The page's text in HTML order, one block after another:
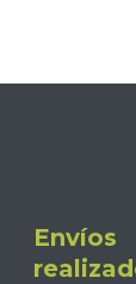
Envíos